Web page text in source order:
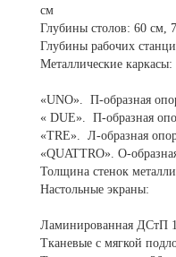
см
Глубины столов: 60 см,
Глубины рабочих
Металлические каркасы:
«UNO». П-образная
« DUE». П-образная
«TRE». Л-образная
«QUATTRO». О-
Толщина стенок
Настольные экраны:
Ламинированная ДСтП
Тканевые с мягкой